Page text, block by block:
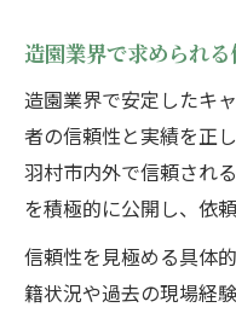
造園業界で求められ
造園業界で安定したキ
者の信頼性と実績を正
羽村市内外で信頼され
を積極的に公開し、依
信頼性を見極める具体
籍状況や過去の現場経